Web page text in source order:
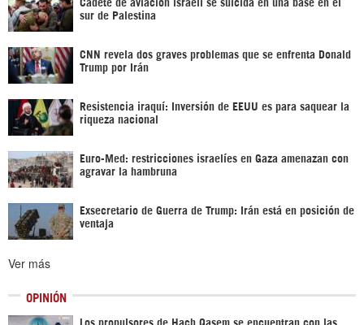
Cadete de aviación israelí se suicida en una base en el
sur de Palestina
CNN revela dos graves problemas que se enfrenta Donald
Trump por Irán
Resistencia iraquí: Inversión de EEUU es para saquear la
riqueza nacional
Euro-Med: restricciones israelíes en Gaza amenazan con
agravar la hambruna
Exsecretario de Guerra de Trump: Irán está en posición de
ventaja
Ver más
OPINIÓN
Los propulsores de Hach Qasem se encuentran con las